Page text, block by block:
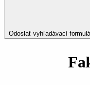
Odoslať vyhľadávací